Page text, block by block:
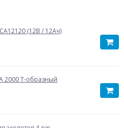
(12В / 12Ач)
2000 Т-образный